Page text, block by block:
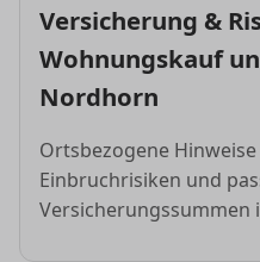
Versicherung &
Wohnungskauf
Nordhorn
Ortsbezogene
Einbruchrisiken und
Versicherungssummen